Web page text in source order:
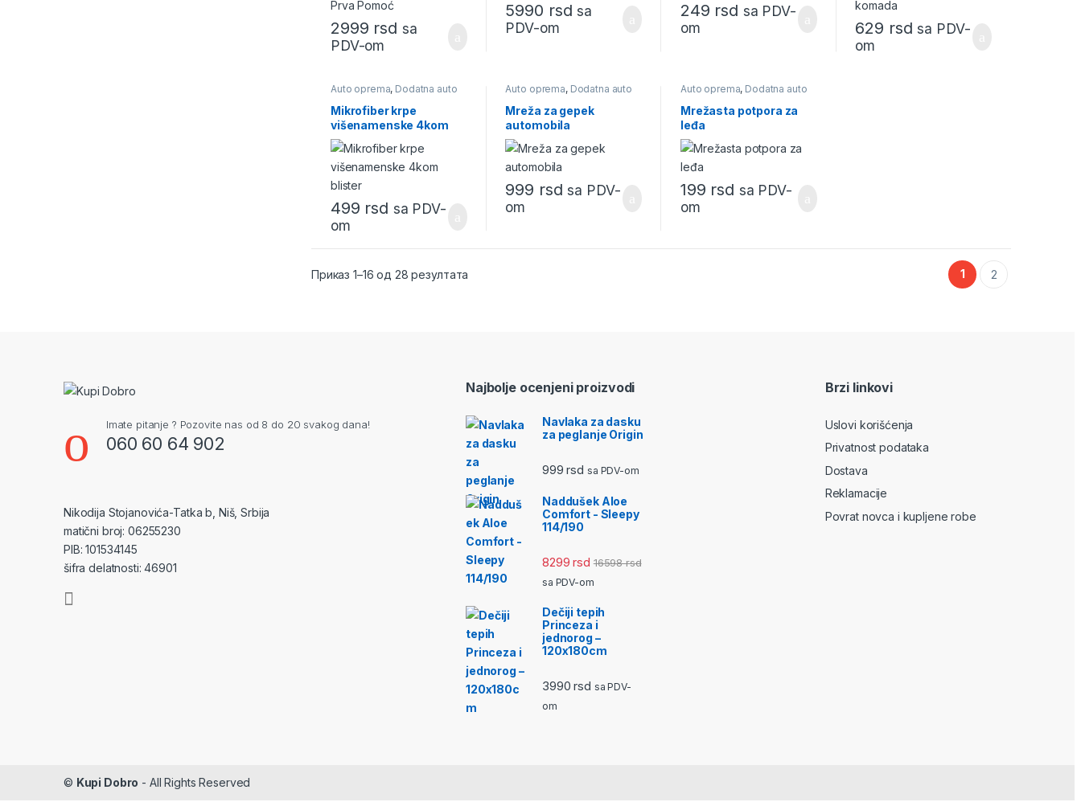
2999 rsd sa
PDV-om
5990 rsd sa
PDV-om
249 rsd sa PDV-
om
629 rsd sa PDV-
om
Auto oprema, Dodatna auto
oprema
Mikrofiber krpe
Mikrofiber krpe
višenamenske 4kom
blister
499 rsd sa PDV-
om
Auto oprema, Dodatna auto
oprema
Mreža za gepek
automobila
999 rsd sa PDV-
om
Auto oprema, Dodatna auto
oprema
Mrežasta potpora za
leđa
199 rsd sa PDV-
om
Приказ 1–16 од 28 резултата 1 2
Imate pitanje ? Pozovite nas od 8 do 20 svakog dana!
060 60 64 902
Nikodija Stojanovića-Tatka b, Niš, Srbija
matični broj: 06255230
PIB: 101534145
šifra delatnosti: 46901
Najbolje ocenjeni proizvodi
Navlaka za dasku
za peglanje Origin
999rsd sa PDV-om
Naddušek Aloe
Comfort - Sleepy
114/190
8299rsd 16598rsd
sa PDV-om
Dečiji tepih
Princeza i
jednorog –
120x180cm
3990rsd sa PDV-
om
Brzi linkovi
Uslovi korišćenja
Privatnost podataka
Dostava
Reklamacije
Povrat novca i kupljene robe
© Kupi Dobro - All Rights Reserved